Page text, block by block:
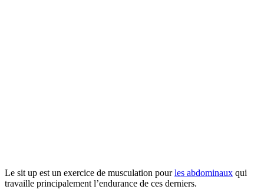
Le sit up est un exercice de musculation pourles abdominaux qui
travaille principalement l’endurance de ces derniers.